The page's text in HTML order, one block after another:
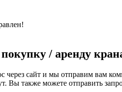
/ аренду
через сайт и мы отправим вам
Вы также можете отправить